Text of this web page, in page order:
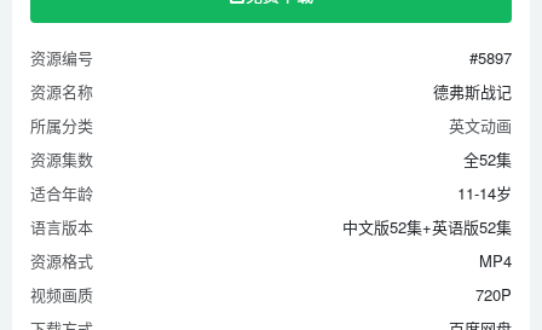
资源编号
#5897
资源名称
德弗斯战记
所属分类
英文动画
资源集数
全52集
适合年龄
11-14岁
语言版本
中文版52集+英语版52集
资源格式
MP4
视频画质
720P